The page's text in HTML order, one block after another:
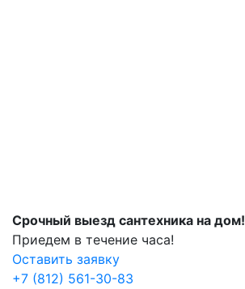
Срочный выезд сантехника на дом!
Приедем в течение часа!
Оставить заявку
+7 (812) 561-30-83